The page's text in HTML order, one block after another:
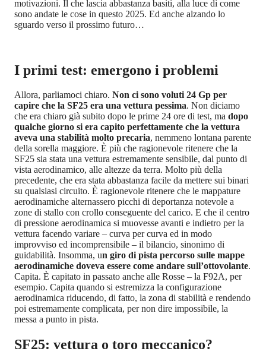
motivazioni. Il che lascia abbastanza basiti, alla luce di come
sono andate le cose in questo 2025. Ed anche alzando lo
sguardo verso il prossimo futuro…
I primi test: emergono i problemi
Allora, parliamoci chiaro. Non ci sono voluti 24 Gp per
capire che la SF25 era una vettura pessima. Non diciamo
che era chiaro già subito dopo le prime 24 ore di test, ma dopo
qualche giorno si era capito perfettamente che la vettura
aveva una stabilità molto precaria, nemmeno lontana parente
della sorella maggiore. È più che ragionevole ritenere che la
SF25 sia stata una vettura estremamente sensibile, dal punto di
vista aerodinamico, alle altezze da terra. Molto più della
precedente, che era stata abbastanza facile da mettere sui binari
su qualsiasi circuito. È ragionevole ritenere che le mappature
aerodinamiche alternassero picchi di deportanza notevole a
zone di stallo con crollo conseguente del carico. E che il centro
di pressione aerodinamica si muovesse avanti e indietro per la
vettura facendo variare – curva per curva ed in modo
improvviso ed incomprensibile – il bilancio, sinonimo di
guidabilità. Insomma, un giro di pista percorso sulle mappe
aerodinamiche doveva essere come andare sull’ottovolante.
Capita. È capitato in passato anche alle Rosse – la F92A, per
esempio. Capita quando si estremizza la configurazione
aerodinamica riducendo, di fatto, la zona di stabilità e rendendo
poi estremamente complicata, per non dire impossibile, la
messa a punto in pista.
SF25: vettura o toro meccanico?